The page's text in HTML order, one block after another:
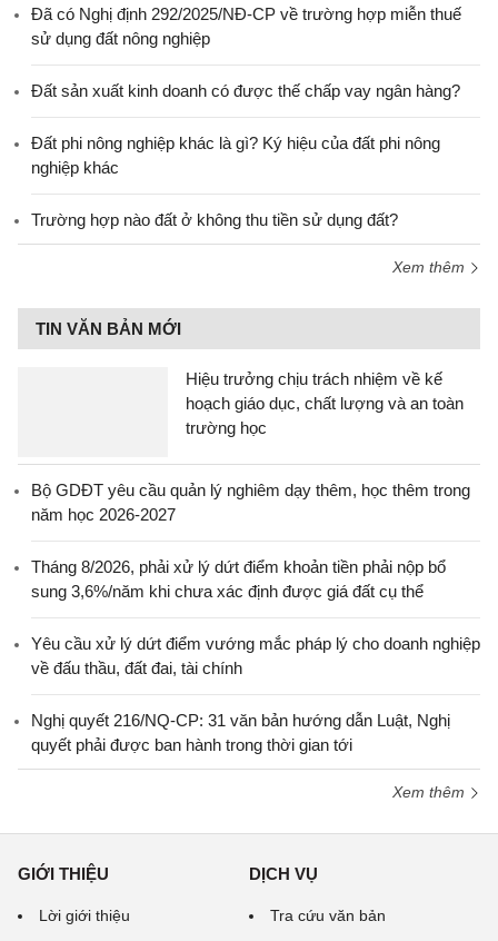
Đã có Nghị định 292/2025/NĐ-CP về trường hợp miễn thuế
sử dụng đất nông nghiệp
Đất sản xuất kinh doanh có được thế chấp vay ngân hàng?
Đất phi nông nghiệp khác là gì? Ký hiệu của đất phi nông
nghiệp khác
Trường hợp nào đất ở không thu tiền sử dụng đất?
Xem thêm
TIN VĂN BẢN MỚI
Hiệu trưởng chịu trách nhiệm về kế
hoạch giáo dục, chất lượng và an toàn
trường học
Bộ GDĐT yêu cầu quản lý nghiêm dạy thêm, học thêm trong
năm học 2026-2027
Tháng 8/2026, phải xử lý dứt điểm khoản tiền phải nộp bổ
sung 3,6%/năm khi chưa xác định được giá đất cụ thể
Yêu cầu xử lý dứt điểm vướng mắc pháp lý cho doanh nghiệp
về đấu thầu, đất đai, tài chính
Nghị quyết 216/NQ-CP: 31 văn bản hướng dẫn Luật, Nghị
quyết phải được ban hành trong thời gian tới
Xem thêm
GIỚI THIỆU
Lời giới thiệu
DỊCH VỤ
Tra cứu văn bản